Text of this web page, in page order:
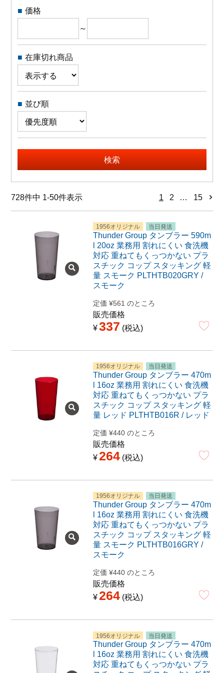
価格
～
在庫切れ商品
並び順
検索
728件中 1-50件表示 1 2 … 15
1956オリジナル 当日発送
Thunder Group タンブラー 590m
l 20oz 業務用 割れにくい 食洗機
対応 重ねてもくっつかない プラ
スチック コップ スタッキング 軽
量 スモーク PLTHTB020GRY /
スモーク
定価 ¥561 のところ
販売価格
¥337 税込
1956オリジナル 当日発送
Thunder Group タンブラー 470m
l 16oz 業務用 割れにくい 食洗機
対応 重ねてもくっつかない プラ
スチック コップ スタッキング 軽
量 レッド PLTHTB016R / レッド
定価 ¥440 のところ
販売価格
¥ 264 税込
1956オリジナル 当日発送
Thunder Group タンブラー 470m
l 16oz 業務用 割れにくい 食洗機
対応 重ねてもくっつかない プラ
スチック コップ スタッキング 軽
量 スモーク PLTHTB016GRY /
スモーク
定価 ¥440 のところ
販売価格
¥264 税込
1956オリジナル 当日発送
Thunder Group タンブラー 470m
l 16oz 業務用 割れにくい 食洗機
対応 重ねてもくっつかない プラ